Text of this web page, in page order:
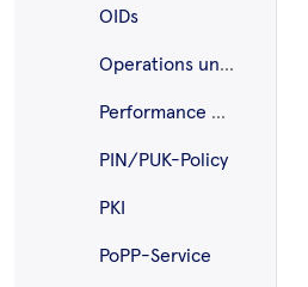
OIDs
Operations und Maintenance
Performance und Mengengerüst
PIN/PUK-Policy
PKI
PoPP-Service